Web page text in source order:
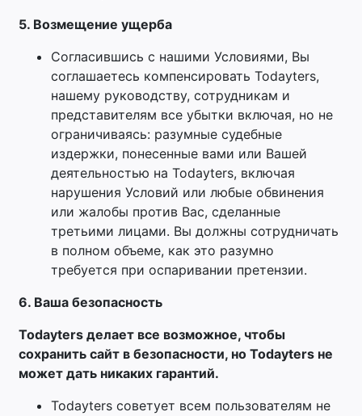
5. Возмещение ущерба
Согласившись с нашими Условиями, Вы
соглашаетесь компенсировать Todayters,
нашему руководству, сотрудникам и
представителям все убытки включая, но не
ограничиваясь: разумные судебные
издержки, понесенные вами или Вашей
деятельностью на Todayters, включая
нарушения Условий или любые обвинения
или жалобы против Вас, сделанные
третьими лицами. Вы должны сотрудничать
в полном объеме, как это разумно
требуется при оспаривании претензии.
6. Ваша безопасность
Todayters делает все возможное, чтобы
сохранить сайт в безопасности, но Todayters не
может дать никаких гарантий.
Todayters советует всем пользователям не